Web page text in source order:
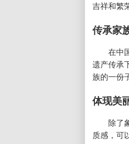
吉祥和繁
传承家
在中
遗产传承
族的一份
体现美
除了
质感，可